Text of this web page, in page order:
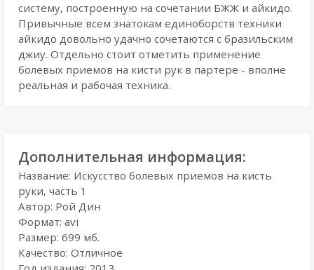
систему, построенную на сочетании БЖЖ и айкидо.
Привычные всем знатокам единоборств техники
айкидо довольно удачно сочетаются с бразильским
джиу. Отдельно стоит отметить применение
болевых приемов на кисти рук в партере - вполне
реальная и рабочая техника.
Дополнительная информация:
Название: Искусство болевых приемов на кисть
руки, часть 1
Автор: Рой Дин
Формат: avi
Размер: 699 мб.
Качество: Отличное